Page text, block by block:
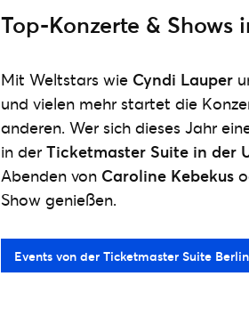
Top-Konzerte & Shows
Mit Weltstars wie Cyndi Lauper
und vielen mehr startet die
anderen. Wer sich dieses Jahr
in der Ticketmaster Suite in der
Abenden von Caroline Kebekus
Show genießen.
Events von der Ticketmaster Suite